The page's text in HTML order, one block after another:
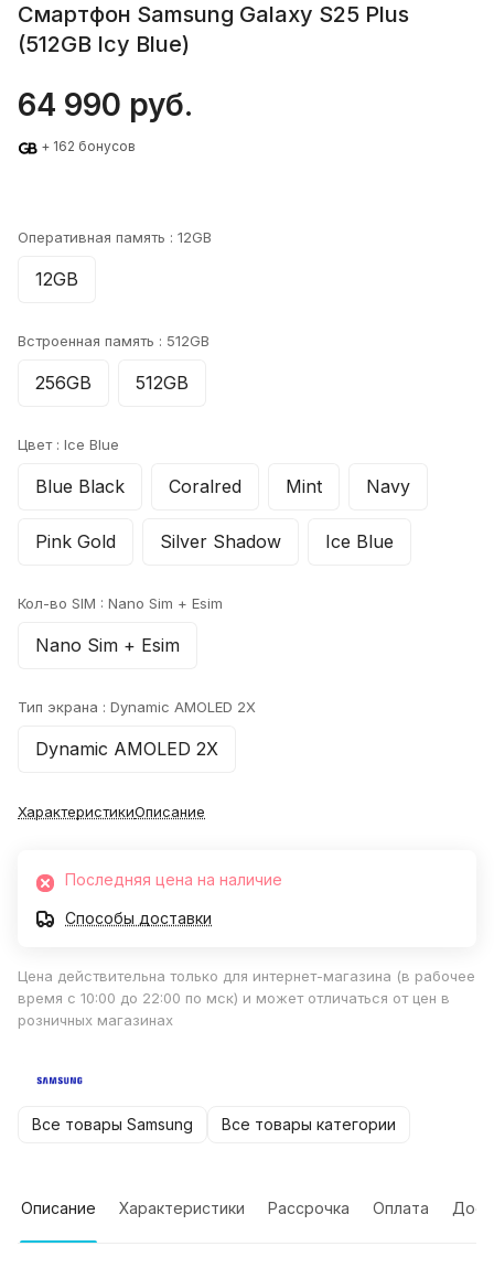
Смартфон Samsung Galaxy S25 Plus
(512GB Icy Blue)
64 990 руб.
+ 162 бонусов
Оперативная память : 12GB
12GB
Встроенная память : 512GB
256GB 512GB
Цвет : Ice Blue
Blue Black Coralred Mint Navy
Pink Gold Silver Shadow Ice Blue
Кол-во SIM : Nano Sim + Esim
Nano Sim + Esim
Тип экрана : Dynamic AMOLED 2X
Dynamic AMOLED 2X
ХарактеристикиОписание
Последняя цена на наличие
Способы доставки
Цена действительна только для интернет-магазина (в рабочее
время с 10:00 до 22:00 по мск) и может отличаться от цен в
розничных магазинах
Все товары Samsung Все товары категории
Описание Характеристики Рассрочка Оплата